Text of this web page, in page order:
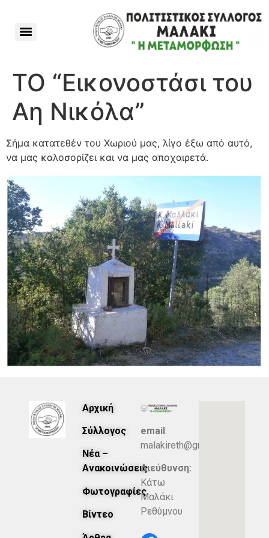
ΤΟ “Εικονοστάσι του
Αη Νικόλα”
Σήμα κατατεθέν του Χωριού μας, λίγο έξω από αυτό,
να μας καλοσορίζει και να μας αποχαιρετά.
Αρχική
Σύλλογος
Νέα –
Ανακοινώσεις
Φωτογραφίες
Βίντεο
email:
malakireth@gmail.com
Διεύθυνση:
Κάτω
Μαλάκι
Ρεθύμνου